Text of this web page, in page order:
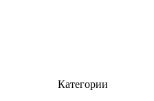
Категории